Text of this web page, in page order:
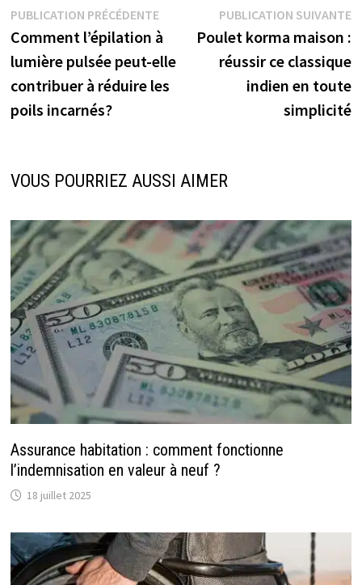
Navigation
de
l’article
PUBLICATION PRÉCÉDENTEPublication
précédente :
Comment l’épilation à
lumière pulsée peut-elle
contribuer à réduire les
poils incarnés?
PUBLICATION SUIVANTE
Poulet korma maison :
réussir ce classique
indien en toute
simplicité
VOUS POURRIEZ AUSSI AIMER
Assurance habitation : comment fonctionne
l’indemnisation en valeur à neuf ?
18 juillet 2025